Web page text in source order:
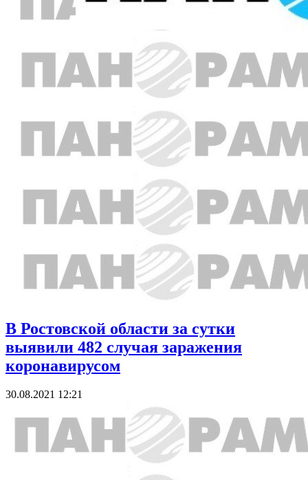
В Ростовской области за сутки
выявили 482 случая заражения
коронавирусом
30.08.2021 12:21